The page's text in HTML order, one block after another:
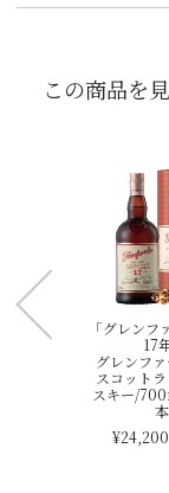
この商品を
「グレンフ
17
グレンフ
スコット
スキー/
本
¥24,200